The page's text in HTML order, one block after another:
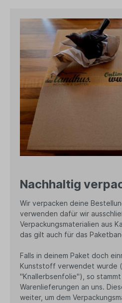
Nachhaltig
Wir verpacken deine
verwenden dafür wir
Verpackungsmaterialien aus
das gilt auch für das
Falls in deinem Paket doch
Kunststoff verwendet wurde
"Knallerbsenfolie"), so
Warenlieferungen an uns.
weiter, um dem